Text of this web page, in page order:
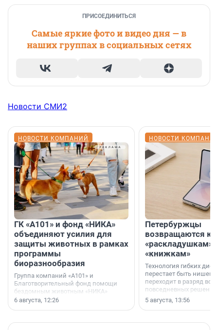
ПРИСОЕДИНИТЬСЯ
Самые яркие фото и видео дня — в
наших группах в социальных сетях
Новости СМИ2
НОВОСТИ КОМПАНИЙ
ГК «А101» и фонд «НИКА»
объединяют усилия для
защиты животных в рамках
программы
биоразнообразия
Группа компаний «А101» и
Благотворительный фонд помощи
бездомным животным «НИКА»
заключили соглашение о
6 августа, 12:26
НОВОСТИ
Петербуржцы
возвращаются к
«раскладушкам»
«книжкам»
Технология гибких
перестает быть
переходит в разряд
повседневных
5 августа, 13:56